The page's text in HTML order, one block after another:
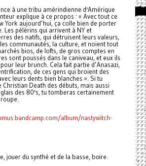
à une tribu amérindienne d'Amérique
explique à ce propos : « Avec tout ce
York aujourd’hui, ça colle bien de porter
Les pélèrins qui arrivent à NY et
des natifs, qui détruisent leurs valeurs,
communautés, la culture, et noient tout
bios, de lofts, de gros comptes en
sont poussés dans le caniveau, et eux ils
leur brunch. Cela fait partie d’Anasazi,
de ces gens qui broient des
leurs dents bien blanches ». Si tu
Christian Death des débuts, mais aussi
des 80's, tu tomberas certainement
album/nasty­witch­
jouer du synthé et de la basse, boire.